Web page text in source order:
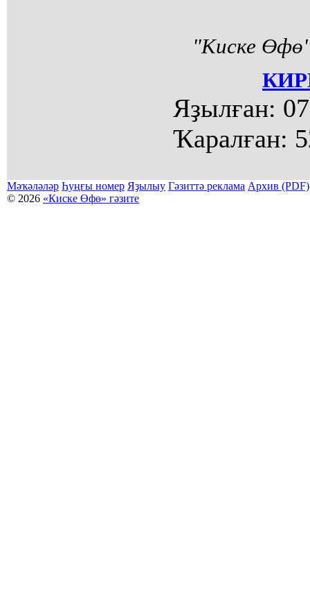
"Киске
Яҙылған:
Ҡаралған:
Мәҡәләләр Һуңғы номер Яҙылыу Гәзиттә реклама Архив (PDF)
© 2026 «Киске Өфө» гәзите